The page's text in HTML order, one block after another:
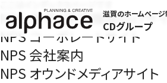
滋賀のホームペー
CDグループ
NPS 大学・研究機関向けサ
NPS コーポレートサイト
NPS 会社案内
NPS オウンドメディアサイト